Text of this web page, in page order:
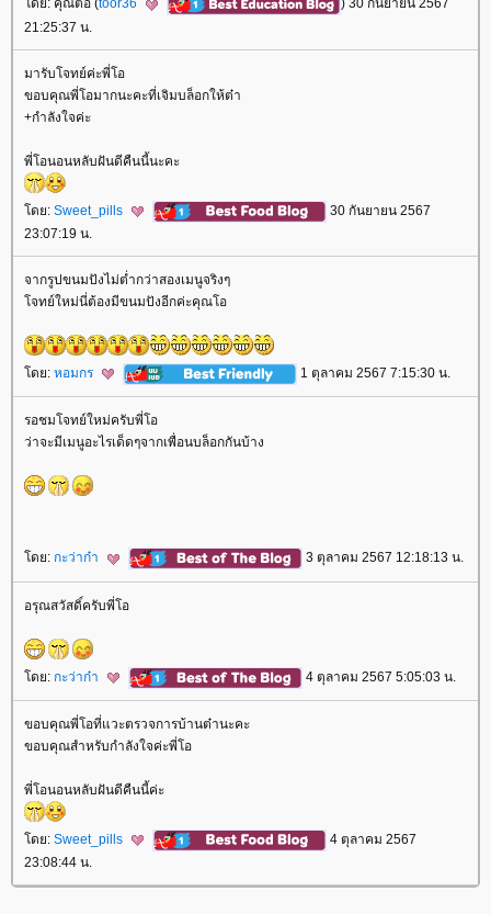
ดย: คุณต่อ (toor36
) 30 กันยายน 2567
21:25:37 น.
มารับโจทย์ค่ะพี่โอ
ขอบคุณพี่โอมากนะคะที่เจิมบล็อกให้ต๋า
+กำลังใจค่ะ
พี่โอนอนหลับฝันดีคืนนี้นะคะ
ดย: Sweet_pills
30 กันยายน 2567
23:07:19 น.
จากรูปขนมปังไม่ต่ำกว่าสองเมนูจริงๆ
จทย์ใหม่นี่ต้องมีขนมปังอีกค่ะคุณโอ
ดย: หอมกร 1 ตุลาคม 2567 7:15:30 น.
รอชมโจทย์ใหม่ครับพี่โอ
ว่าจะมีเมนูอะไรเด็ดๆจากเพื่อนบล็อกกันบ้าง
ดย: กะว่าก๋า 3 ตุลาคม 2567 12:18:13 น.
อรุณสวัสดิ์ครับพี่โอ
ดย: กะว่าก๋า 4 ตุลาคม 2567 5:05:03 น.
ขอบคุณพี่โอที่แวะตรวจการบ้านต๋านะคะ
ขอบคุณสำหรับกำลังใจค่ะพี่โอ
พี่โอนอนหลับฝันดีคืนนี้ค่ะ
ดย: Sweet_pills
4 ตุลาคม 2567
23:08:44 น.